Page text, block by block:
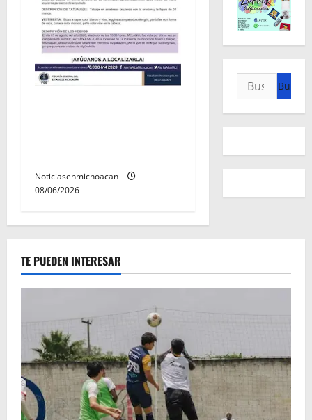
Noticiasenmichoacan
08/06/2026
Buscar:
TE PUEDEN INTERESAR